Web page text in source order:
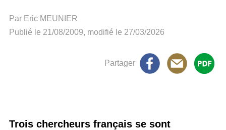
Par Eric MEUNIER
Publié le 21/08/2009, modifié le 27/03/2026
Partager
Trois chercheurs français se sont